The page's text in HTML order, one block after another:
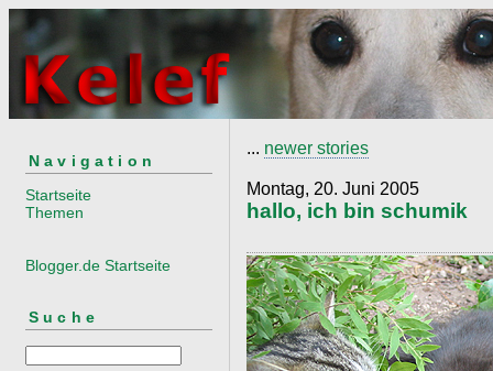
Navigation
Startseite
Themen
Blogger.de Startseite
Suche
... newer stories
Montag, 20. Juni 2005
hallo, ich bin schumik